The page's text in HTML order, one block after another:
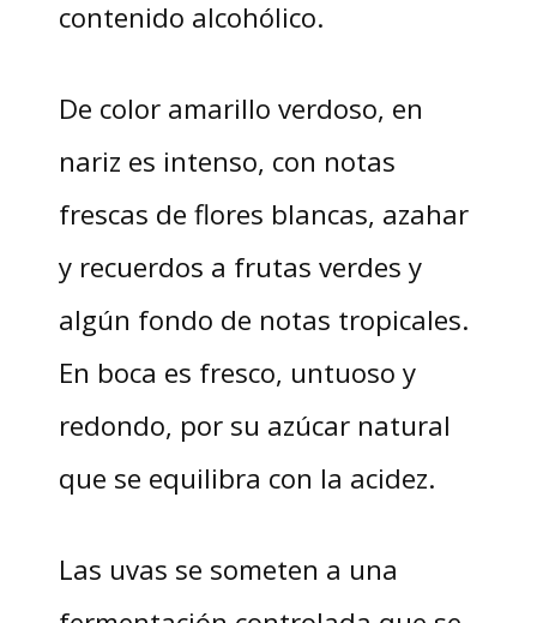
contenido alcohólico.
De color amarillo verdoso, en
nariz es intenso, con notas
frescas de flores blancas, azahar
y recuerdos a frutas verdes y
algún fondo de notas tropicales.
En boca es fresco, untuoso y
redondo, por su azúcar natural
que se equilibra con la acidez.
Las uvas se someten a una